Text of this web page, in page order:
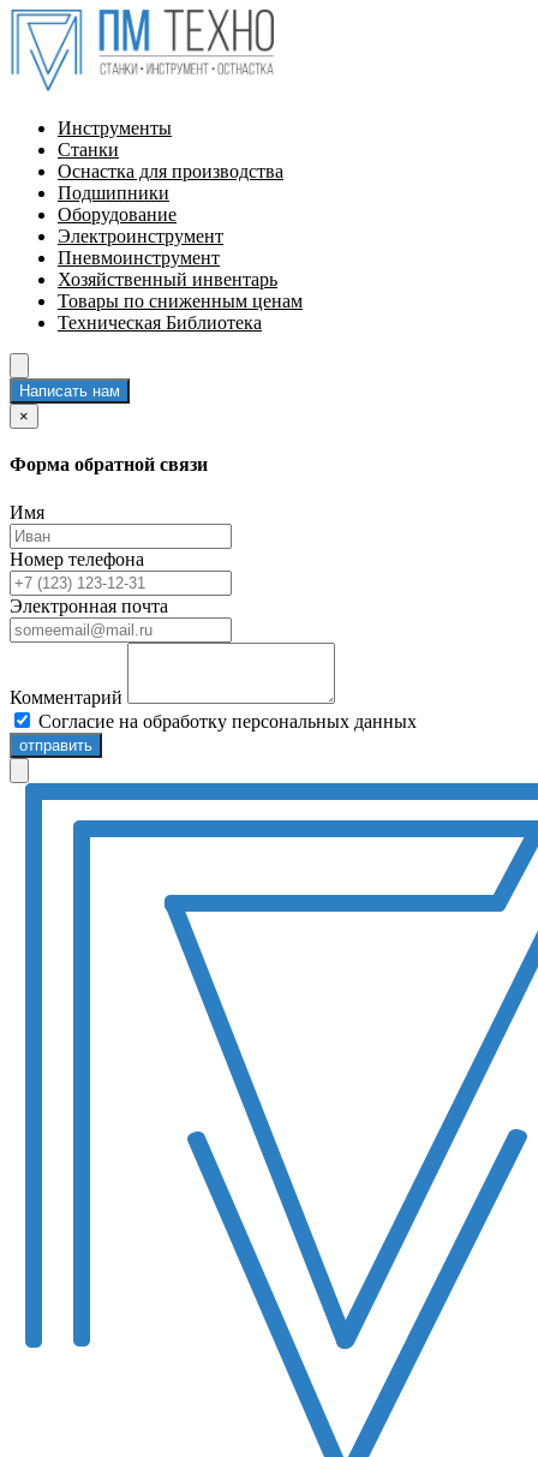
Инструменты
Станки
Оснастка для производства
Подшипники
Оборудование
Электроинструмент
Пневмоинструмент
Хозяйственный инвентарь
Товары по сниженным ценам
Техническая Библиотека
Написать нам
×
Форма обратной связи
Имя
Номер телефона
Электронная почта
Комментарий
Согласие на обработку персональных данных
отправить